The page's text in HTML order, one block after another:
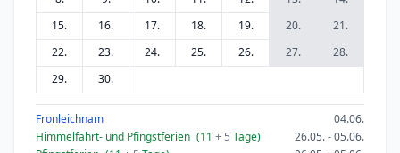
15.
16. 17. 18. 19. 20.
21.
22.
23. 24. 25. 26. 27.
28.
29.
30.
Fronleichnam
04.06.
Himmelfahrt- und Pfingstferien (11 + 5 Tage)
26.05. - 05.06.